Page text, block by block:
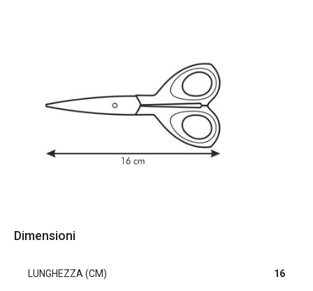
Dimensioni
LUNGHEZZA (CM) 16